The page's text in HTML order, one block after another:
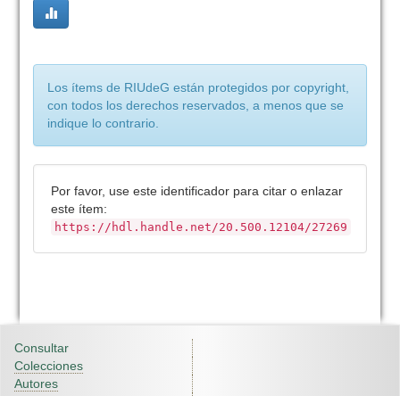
Los ítems de RIUdeG están protegidos por copyright,
con todos los derechos reservados, a menos que se
indique lo contrario.
Por favor, use este identificador para citar o enlazar
este ítem:
https://hdl.handle.net/20.500.12104/27269
Consultar
Colecciones
Autores